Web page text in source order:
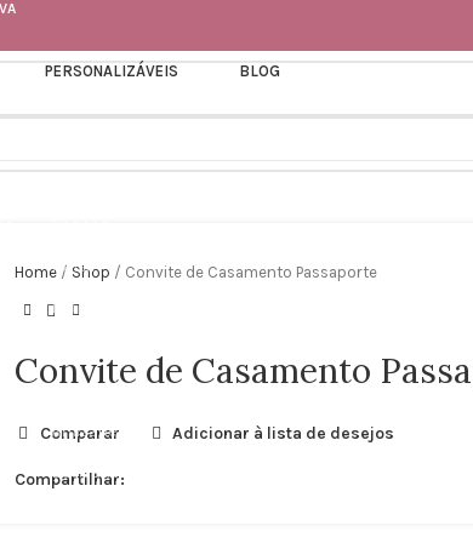
Home / Shop / Convite de Casamento Passaporte
Convite de Casamento
Comparar Adicionar à lista de desejos
Compartilhar:
PERSONALIZÁVEIS
Natal
Dia Dos Namorados
Aniversário
Amizade
Batizado
BLOG